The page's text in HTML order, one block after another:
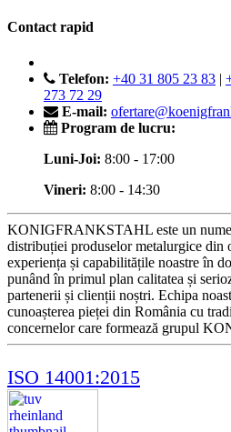
Contact rapid
Telefon: +40 31 805 23 83 |
273 72 29
E-mail:
Program de lucru:
Luni-Joi: 8:00 - 17:00
Vineri: 8:00 - 14:30
KONIGFRANKSTAHL este un
distribuției produselor metalurgice din
experiența și capabilitățile noastre în
punând în primul plan calitatea și
partenerii și clienții noștri. Echipa
cunoașterea pieței din România cu
concernelor care formează grupul
ISO 14001:2015